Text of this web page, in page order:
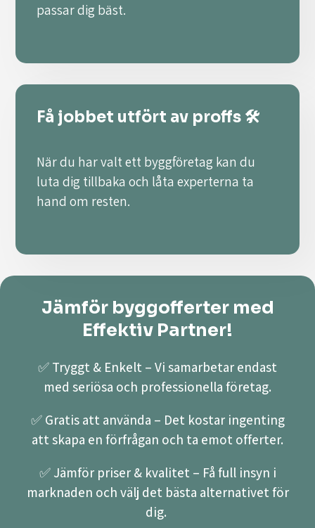
passar dig bäst.
Få jobbet utfört av proffs 🛠️
När du har valt ett byggföretag kan du
luta dig tillbaka och låta experterna ta
hand om resten.
Jämför byggofferter med
Effektiv Partner!
✅ Tryggt & Enkelt – Vi samarbetar endast
med seriösa och professionella företag.
✅ Gratis att använda – Det kostar ingenting
att skapa en förfrågan och ta emot offerter.
✅ Jämför priser & kvalitet – Få full insyn i
marknaden och välj det bästa alternativet för
dig.